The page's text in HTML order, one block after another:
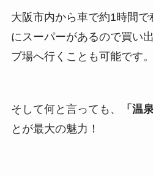
大阪市内から車で約1時間で
にスーパーがあるので買い
プ場へ行くことも可能です。
そして何と言っても、 「温
とが最大の魅力！